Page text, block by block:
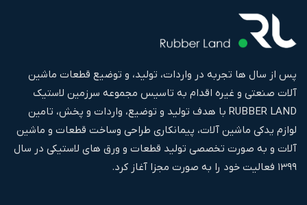
پس از سال ها تجربه در واردات، تولید، و توضیع قطعات ماشین
آلات صنعتی و غیره اقدام به تاسیس مجموعه سرزمین لاستیک
RUBBER LAND با هدف تولید و توضیع، واردات و پخش، تامین
لوازم یدکی ماشین آلات، پیمانکاری طراحی وساخت قطعات و ماشین
آلات و به صورت تخصصی تولید قطعات و ورق های لاستیکی در سال
۱۳۹۹ فعالیت خود را به صورت مجزا آغاز کرد.